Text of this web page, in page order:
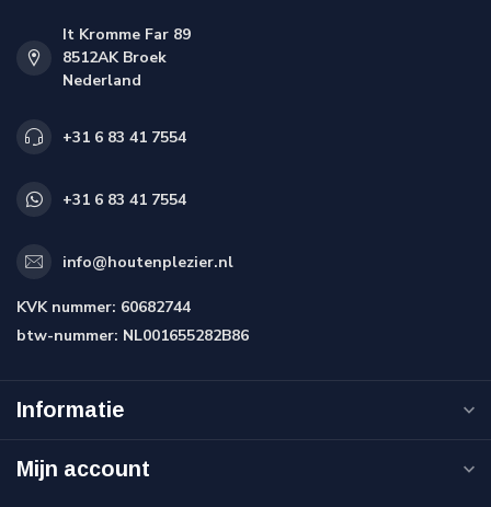
It Kromme Far 89
8512AK Broek
Nederland
+31 6 83 41 7554
+31 6 83 41 7554
info@houtenplezier.nl
KVK nummer: 60682744
btw-nummer: NL001655282B86
Informatie
Mijn account